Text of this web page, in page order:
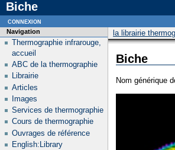
Biche
la librairie
Biche
Nom générique
Navigation
Thermographie infrarouge,
accueil
ABC de la thermographie
Librairie
Articles
Images
Services de thermographie
Cours de thermographie
Ouvrages de référence
English:Library
connexion